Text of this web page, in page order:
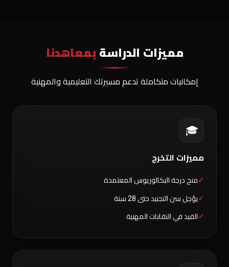
مميزات الدراسة بمعاهدنا
إمكانيات متكاملة تدعم مسيرتك التعليمية والمهنية
🎓
مميزات التخرج
منح درجة البكالوريوس المعتمدة
يؤجل سن التجنيد حتى 28 سنة
القيد في النقابات المهنية